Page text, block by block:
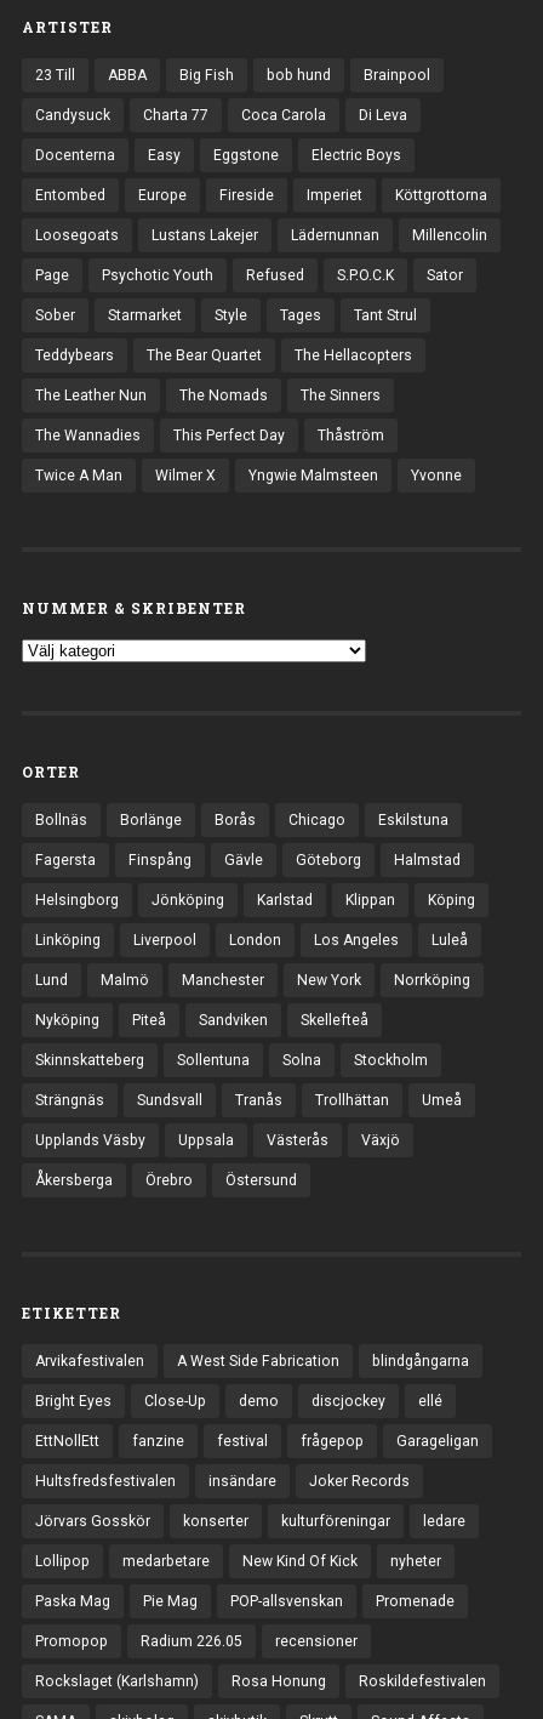
ARTISTER
23 Till ABBA Big Fish bob hund Brainpool
Candysuck Charta 77 Coca Carola Di Leva
Docenterna Easy Eggstone Electric Boys
Entombed Europe Fireside Imperiet Köttgrottorna
Loosegoats Lustans Lakejer Lädernunnan Millencolin
Page Psychotic Youth Refused S.P.O.C.K Sator
Sober Starmarket Style Tages Tant Strul
Teddybears The Bear Quartet The Hellacopters
The Leather Nun The Nomads The Sinners
The Wannadies This Perfect Day Thåström
Twice A Man Wilmer X Yngwie Malmsteen Yvonne
NUMMER & SKRIBENTER
ORTER
Bollnäs Borlänge Borås Chicago Eskilstuna
Fagersta Finspång Gävle Göteborg Halmstad
Helsingborg Jönköping Karlstad Klippan Köping
Linköping Liverpool London Los Angeles Luleå
Lund Malmö Manchester New York Norrköping
Nyköping Piteå Sandviken Skellefteå
Skinnskatteberg Sollentuna Solna Stockholm
Strängnäs Sundsvall Tranås Trollhättan Umeå
Upplands Väsby Uppsala Västerås Växjö
Åkersberga Örebro Östersund
ETIKETTER
Arvikafestivalen A West Side Fabrication blindgångarna
Bright Eyes Close-Up demo discjockey ellé
EttNollEtt fanzine festival frågepop Garageligan
Hultsfredsfestivalen insändare Joker Records
Jörvars Gosskör konserter kulturföreningar ledare
Lollipop medarbetare New Kind Of Kick nyheter
Paska Mag Pie Mag POP-allsvenskan Promenade
Promopop Radium 226.05 recensioner
Rockslaget (Karlshamn) Rosa Honung Roskildefestivalen